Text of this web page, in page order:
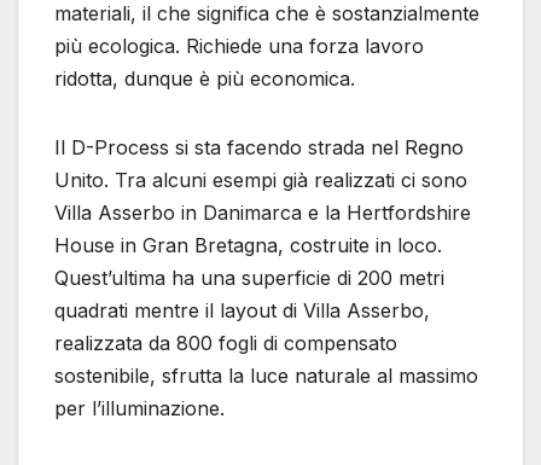
materiali, il che significa che è sostanzialmente
più ecologica. Richiede una forza lavoro
ridotta, dunque è più economica.
Il D-Process si sta facendo strada nel Regno
Unito. Tra alcuni esempi già realizzati ci sono
Villa Asserbo in Danimarca e la Hertfordshire
House in Gran Bretagna, costruite in loco.
Quest’ultima ha una superficie di 200 metri
quadrati mentre il layout di Villa Asserbo,
realizzata da 800 fogli di compensato
sostenibile, sfrutta la luce naturale al massimo
per l’illuminazione.